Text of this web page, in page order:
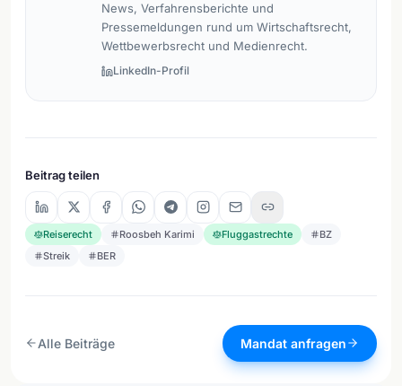
News, Verfahrensberichte und
Pressemeldungen rund um Wirtschaftsrecht,
Wettbewerbsrecht und Medienrecht.
LinkedIn-Profil
Beitrag teilen
Reiserecht Roosbeh Karimi Fluggastrechte
BZ
Streik
BER
Alle Beiträge Mandat anfragen